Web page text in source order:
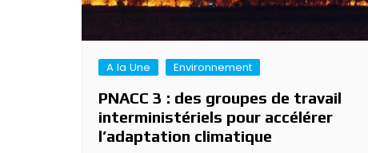
A la Une Environnement
PNACC 3 : des groupes de travail
interministériels pour accélérer
l’adaptation climatique